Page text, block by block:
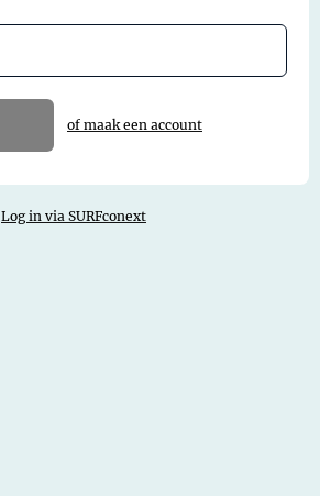
of maak een account
Log in via SURFconext